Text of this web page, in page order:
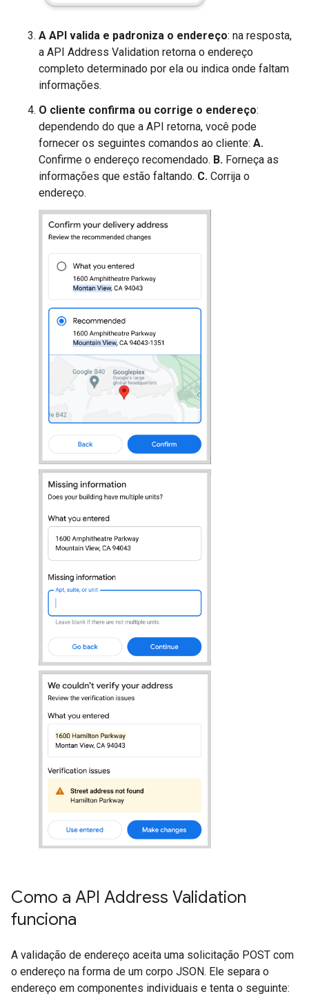
A API valida e padroniza o endereço: na resposta,
a API Address Validation retorna o endereço
completo determinado por ela ou indica onde faltam
informações.
O cliente confirma ou corrige o endereço:
dependendo do que a API retorna, você pode
fornecer os seguintes comandos ao cliente: A.
Confirme o endereço recomendado. B. Forneça as
informações que estão faltando. C. Corrija o
endereço.
Como a API Address Validation
funciona
A validação de endereço aceita uma solicitação POST com
o endereço na forma de um corpo JSON. Ele separa o
endereço em componentes individuais e tenta o seguinte: